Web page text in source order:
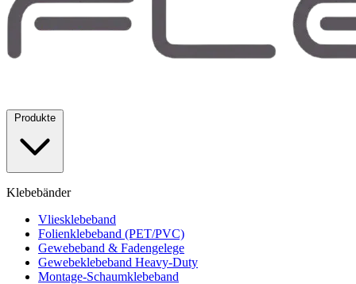
Klebebänder
Vliesklebeband
Folienklebeband (PET/PVC)
Gewebeband & Fadengelege
Gewebeklebeband Heavy-Duty
Montage-Schaumklebeband